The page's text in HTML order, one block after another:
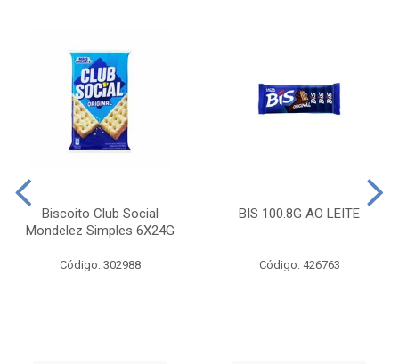
Biscoito Club Social
Mondelez Simples 6X24G
Código: 302988
BIS 100.8G AO LEITE
Código: 426763